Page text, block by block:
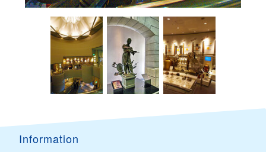
Information